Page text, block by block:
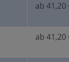
ab 41,20
ab 41,20